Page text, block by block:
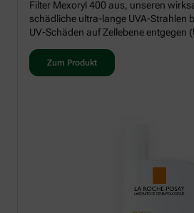
Filter Mexoryl 400 aus, unseren
schädliche ultra-lange UVA-Strahlen
UV-Schäden auf Zellebene entgegen
Zum Produkt